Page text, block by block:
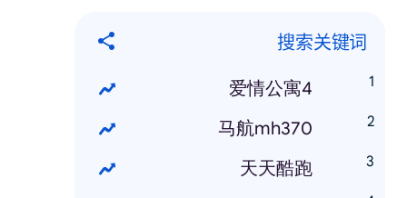
搜索关键词
爱情公寓4
马航mh370
天天酷跑